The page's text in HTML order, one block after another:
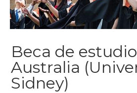
Beca de
Australia
Sidney)